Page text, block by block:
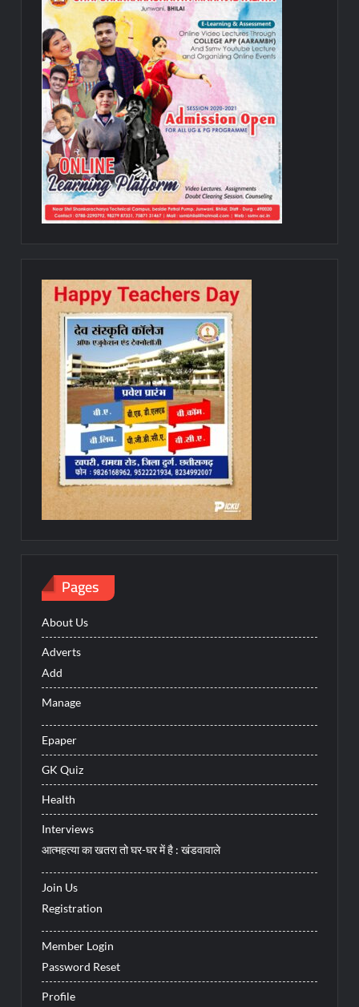
Pages
About Us
Adverts
Add
Manage
Epaper
GK Quiz
Health
Interviews
आत्महत्या का खतरा तो घर-घर में है : खंडवावाले
Join Us
Registration
Member Login
Password Reset
Profile